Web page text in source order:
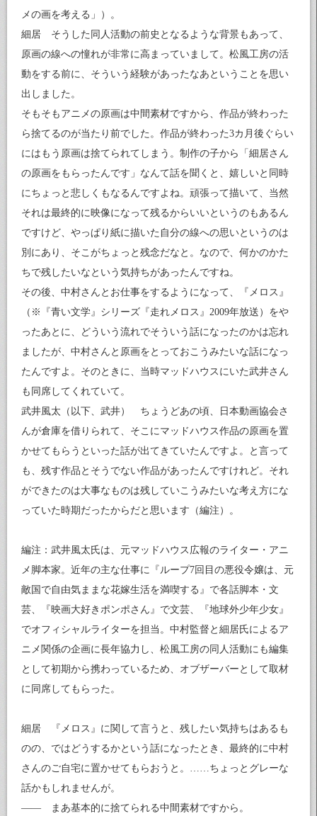
メの画を考える」）。
細居 そうした同人活動の前史となるような背景もあって、
原画の線への憧れが非常に高まっていまして。松風工房の活
動をする前に、そういう経験があったなあということを思い
出しました。
そもそもアニメの原画は中間素材ですから、作品が終わった
ら捨てるのが当たり前でした。作品が終わった3カ月後ぐらい
にはもう原画は捨てられてしまう。制作の子から「細居さん
の原画をもらったんです」なんて話を聞くと、嬉しいと同時
にちょっと悲しくもなるんですよね。頑張って描いて、当然
それは最終的に映像になって残るからいいというのもあるん
ですけど、やっぱり紙に描いた自分の線への思いというのは
別にあり、そこがちょっと残念だなと。なので、何かのかた
ちで残したいなという気持ちがあったんですね。
その後、中村さんとお仕事をするようになって、『メロス』
（※『青い文学』シリーズ『走れメロス』2009年放送）をや
ったあとに、どういう流れでそういう話になったのかは忘れ
ましたが、中村さんと原画をとっておこうみたいな話になっ
たんですよ。そのときに、当時マッドハウスにいた武井さん
も同席してくれていて。
武井風太（以下、武井） ちょうどあの頃、日本動画協会さ
んが倉庫を借りられて、そこにマッドハウス作品の原画を置
かせてもらうといった話が出てきていたんですよ。と言って
も、残す作品とそうでない作品があったんですけれど。それ
ができたのは大事なものは残していこうみたいな考え方にな
っていた時期だったからだと思います（編注）。
編注：武井風太氏は、元マッドハウス広報のライター・アニ
メ脚本家。近年の主な仕事に『ループ7回目の悪役令嬢は、元
敵国で自由気ままな花嫁生活を満喫する』で各話脚本・文
芸、『映画大好きポンポさん』で文芸、『地球外少年少女』
でオフィシャルライターを担当。中村監督と細居氏によるア
ニメ関係の企画に長年協力し、松風工房の同人活動にも編集
として初期から携わっているため、オブザーバーとして取材
に同席してもらった。
細居 『メロス』に関して言うと、残したい気持ちはあるも
のの、ではどうするかという話になったとき、最終的に中村
さんのご自宅に置かせてもらおうと。……ちょっとグレーな
話かもしれませんが。
―― まあ基本的に捨てられる中間素材ですから。